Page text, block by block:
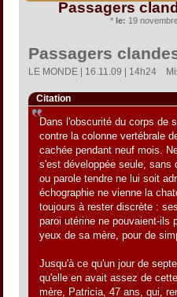
Passagers
* le: 19
Passagers
LE MONDE | 16.11.09 | 14h24 
Citation
Dans l'obscurité du corps de
contre la colonne vertébrale
cachée pendant neuf mois.
s'est développée seule, sans
ou parole tendre ne lui soit
échographie ne vienne la
toujours à rester discrète :
paroi utérine ne pouvaient-ils
yeux de sa mère, pour de
Jusqu'à ce qu'un jour de
qu'elle en avait assez de
mère, Patricia, 47 ans, qui,